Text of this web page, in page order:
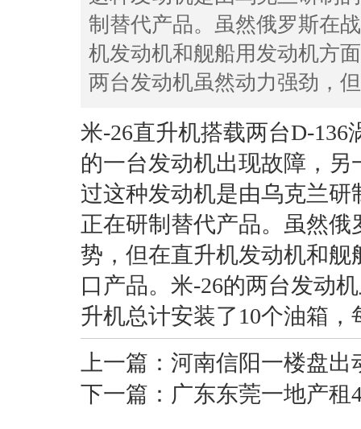
制替代产品。虽然俄罗斯在
机发动机和舰船用发动机方
两台发动机虽然动力强劲，
米-26直升机搭载两台D-
的一台发动机出现故障，
过这种发动机是由乌克兰
正在研制替代产品。虽然
势，但在直升机发动机和
口产品。米-26的两台发动
升机总计安装了10个油箱，
上一篇： 河南信阳一楼盘出
下一篇： 广东东莞一地产租